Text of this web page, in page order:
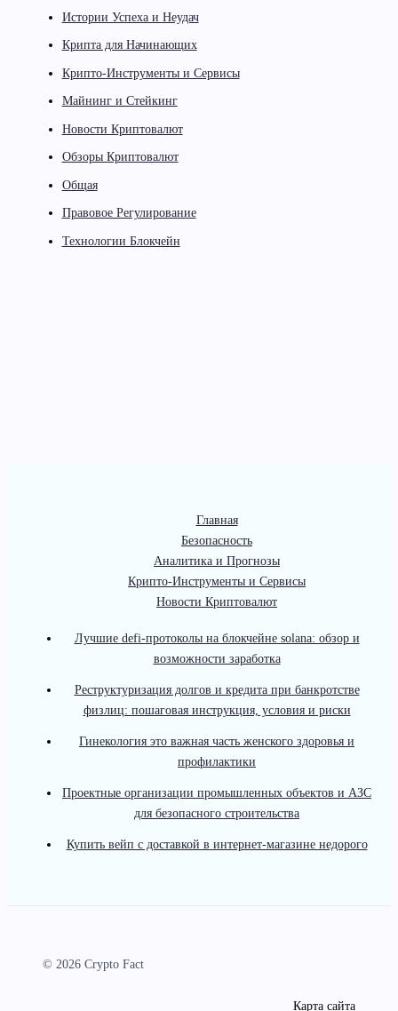
Истории Успеха и Неудач
Крипта для Начинающих
Крипто-Инструменты и Сервисы
Майнинг и Стейкинг
Новости Криптовалют
Обзоры Криптовалют
Общая
Правовое Регулирование
Технологии Блокчейн
Главная
Безопасность
Аналитика и Прогнозы
Крипто-Инструменты и Сервисы
Новости Криптовалют
Лучшие defi-протоколы на блокчейне solana: обзор и
возможности заработка
Реструктуризация долгов и кредита при банкротстве
физлиц: пошаговая инструкция, условия и риски
Гинекология это важная часть женского здоровья и
профилактики
Проектные организации промышленных объектов и АЗС
для безопасного строительства
Купить вейп с доставкой в интернет-магазине недорого
© 2026 Crypto Fact
Карта сайта